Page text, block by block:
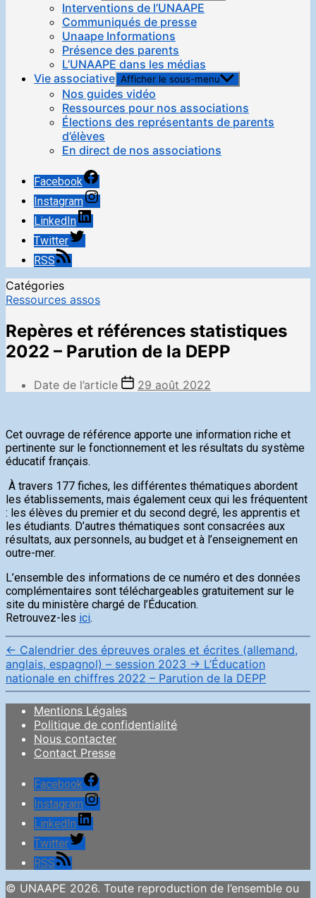
Interventions de l’UNAAPE
Communiqués de presse
Unaape Informations
Présence des parents
L’UNAAPE dans les médias
Vie associative Afficher le sous-menu
Nos guides vidéo
Ressources pour nos associations
Élections des représentants de parents
d’élèves
En direct de nos associations
Facebook
Instagram
LinkedIn
Twitter
RSS
Catégories
Ressources assos
Repères et références statistiques
2022 – Parution de la DEPP
Date de l’article 29 août 2022
Cet ouvrage de référence apporte une information riche et
pertinente sur le fonctionnement et les résultats du système
éducatif français.
À travers 177 fiches, les différentes thématiques abordent
les établissements, mais également ceux qui les fréquentent
: les élèves du premier et du second degré, les apprentis et
les étudiants. D’autres thématiques sont consacrées aux
résultats, aux personnels, au budget et à l’enseignement en
outre-mer.
L’ensemble des informations de ce numéro et des données
complémentaires sont téléchargeables gratuitement sur le
site du ministère chargé de l’Éducation.
Retrouvez-les ici.
← Calendrier des épreuves orales et écrites (allemand,
anglais, espagnol) – session 2023 → L’Éducation
nationale en chiffres 2022 – Parution de la DEPP
Mentions Légales
Politique de confidentialité
Nous contacter
Contact Presse
Facebook
Instagram
LinkedIn
Twitter
RSS
© UNAAPE 2026. Toute reproduction de l’ensemble ou